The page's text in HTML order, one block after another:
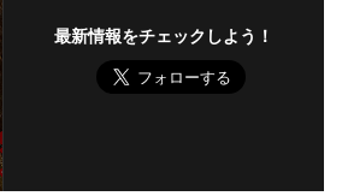
最新情報をチェックしよう！